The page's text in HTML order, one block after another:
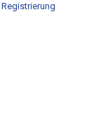
Registrierung